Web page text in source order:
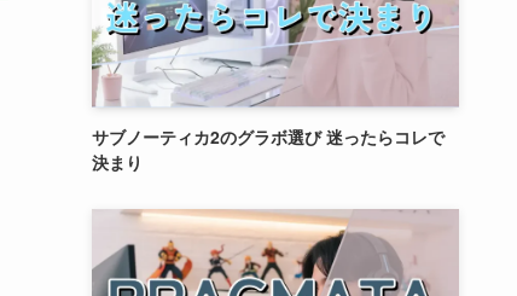
サブノーティカ2のグラボ選び 迷ったらコレで
決まり